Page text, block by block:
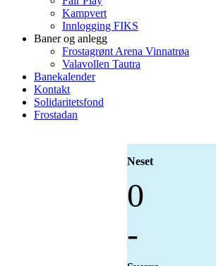
Kampvert
Innlogging FIKS
Baner og anlegg
Frostagrønt Arena Vinnatrøa
Valavollen Tautra
Banekalender
Kontakt
Solidaritetsfond
Frostadan
Neset
0
-